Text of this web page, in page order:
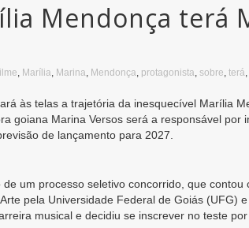
Mendonça terá
, Marília, Marina, Mendonça, protagonista, sobre, terá,
às telas a trajetória da inesquecível Marília
goiana Marina Versos será a responsável
de lançamento para 2027.
um processo seletivo concorrido, que
pela Universidade Federal de Goiás
musical e decidiu se inscrever no teste